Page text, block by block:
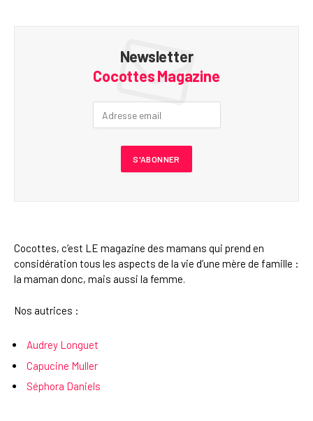
Newsletter
Cocottes Magazine
Cocottes, c’est LE magazine des mamans qui prend en
considération tous les aspects de la vie d’une mère de famille :
la maman donc, mais aussi la femme.
Nos autrices :
Audrey Longuet
Capucine Muller
Séphora Daniels